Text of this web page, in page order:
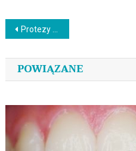
Nawigacja
wpisu
Protezy stomatologiczne na bezzębie. Co warto wybrać?
POWIĄZANE